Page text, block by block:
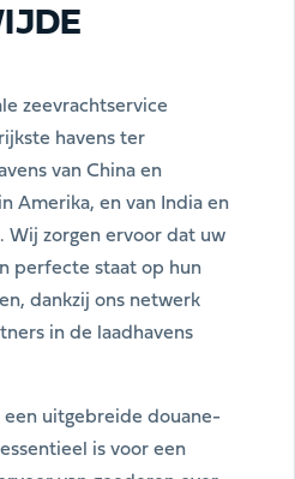
zeevrachtservice
havens ter
van China en
Amerika, en van India en
Wij zorgen ervoor dat uw
perfecte staat op hun
dankzij ons netwerk
in de laadhavens
een uitgebreide douane-
is voor een